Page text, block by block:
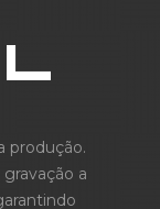
produção.
a